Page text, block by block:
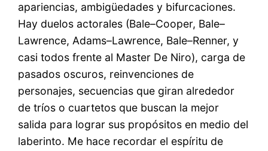
apariencias, ambigüedades y bifurcaciones.
Hay duelos actorales (Bale–Cooper, Bale–
Lawrence, Adams–Lawrence, Bale–Renner, y
casi todos frente al Master De Niro), carga de
pasados oscuros, reinvenciones de
personajes, secuencias que giran alrededor
de tríos o cuartetos que buscan la mejor
salida para lograr sus propósitos en medio del
laberinto. Me hace recordar el espíritu de